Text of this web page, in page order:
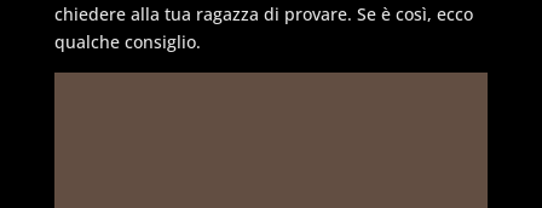
chiedere alla tua ragazza di provare. Se è così, ecco
qualche consiglio.